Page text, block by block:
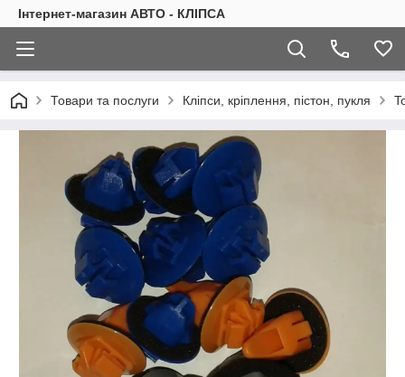
Інтернет-магазин АВТО - КЛІПСА
Товари та послуги Кліпси, кріплення, пістон, пукля